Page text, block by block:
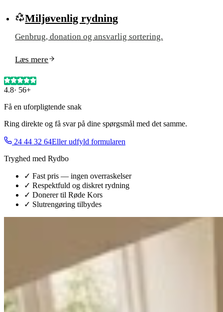
Miljøvenlig rydning
Genbrug, donation og ansvarlig sortering.
Læs mere
4.8· 56+
Få en uforpligtende snak
Ring direkte og få svar på dine spørgsmål med det samme.
24 44 32 64Eller udfyld formularen
Tryghed med Rydbo
✓ Fast pris — ingen overraskelser
✓ Respektfuld og diskret rydning
✓ Donerer til Røde Kors
✓ Slutrengøring tilbydes